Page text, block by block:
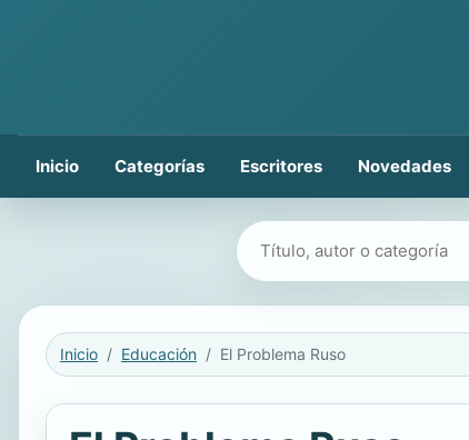
Inicio Categorías Escritores Novedades
Buscar libros
Inicio Educación El Problema Ruso